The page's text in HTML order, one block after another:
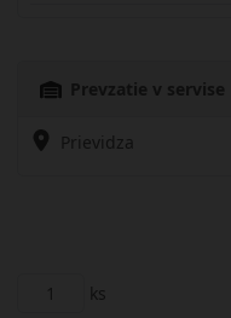
Prevzatie v servise
Prievidza
ks